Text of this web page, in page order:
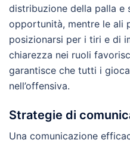
distribuzione della palla e
opportunità, mentre le ali
posizionarsi per i tiri e di
chiarezza nei ruoli
garantisce che tutti i
nell’offensiva.
Strategie di
Una comunicazione